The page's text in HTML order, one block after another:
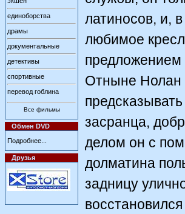
единоборства
драмы
документальные
детективы
спортивные
перевод гоблина
Все фильмы
Обмен DVD
Подробнее...
Друзья
латиносов, и,
любимое
предложением
Отныне Нолан
засранца,
делом он с
долматина
задницу